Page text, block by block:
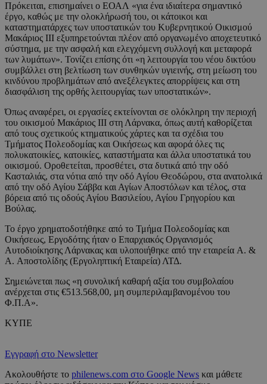
Πρόκειται, επισημαίνει ο ΕΟΑΛ «για ένα ιδιαίτερα σημαντικό
έργο, καθώς με την ολοκλήρωσή του, οι κάτοικοι και
καταστηματάρχες των υποστατικών του Κυβερνητικού Οικισμού
Μακάριος ΙΙΙ εξυπηρετούνται πλέον από οργανωμένο αποχετευτικό
σύστημα, με την ασφαλή και ελεγχόμενη συλλογή και μεταφορά
των λυμάτων». Τονίζει επίσης ότι «η λειτουργία του νέου δικτύου
συμβάλλει στη βελτίωση των συνθηκών υγιεινής, στη μείωση του
κινδύνου προβλημάτων από ανεξέλεγκτες απορρίψεις και στη
διασφάλιση της ορθής λειτουργίας των υποστατικών».
Όπως αναφέρει, οι εργασίες εκτείνονται σε ολόκληρη την περιοχή
του οικισμού Μακάριος ΙΙΙ στη Λάρνακα, όπως αυτή καθορίζεται
από τους σχετικούς κτηματικούς χάρτες και τα σχέδια του
Τμήματος Πολεοδομίας και Οικήσεως και αφορά όλες τις
πολυκατοικίες, κατοικίες, καταστήματα και άλλα υποστατικά του
οικισμού. Οροθετείται, προσθέτει, στα δυτικά από την οδό
Κασταλιάς, στα νότια από την οδό Αγίου Θεοδώρου, στα ανατολικά
από την οδό Αγίου Σάββα και Αγίων Αποστόλων και τέλος, στα
βόρεια από τις οδούς Αγίου Βασιλείου, Αγίου Γρηγορίου και
Βούλας.
Το έργο χρηματοδοτήθηκε από το Τμήμα Πολεοδομίας και
Οικήσεως, Εργοδότης ήταν ο Επαρχιακός Οργανισμός
Αυτοδιοίκησης Λάρνακας και υλοποιήθηκε από την εταιρεία A. &
A. Αποστολίδης (Εργοληπτική Εταιρεία) ΛΤΔ.
Σημειώνεται πως «η συνολική καθαρή αξία του συμβολαίου
ανέρχεται στις €513.568,00, μη συμπεριλαμβανομένου του
Φ.Π.Α».
ΚΥΠΕ
Εγγραφή στο Newsletter
Ακολουθήστε το philenews.com στο Google News και μάθετε